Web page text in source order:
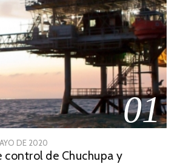
01
DE 2020
DE
control de Chuchupa y